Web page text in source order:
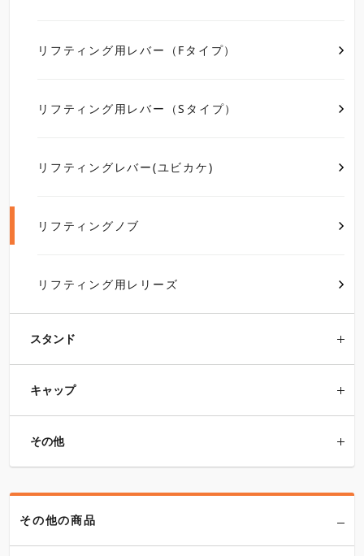
リフティング用レバー（Fタイプ）
リフティング用レバー（Sタイプ）
リフティングレバー(ユビカケ)
リフティングノブ
リフティング用レリーズ
スタンド
キャップ
その他
その他の商品